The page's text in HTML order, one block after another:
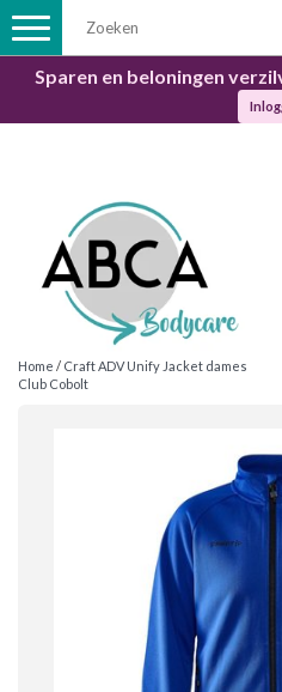
Sparen en beloningen
Toggle
navigation
Home / Craft ADV Unify Jacket dames
Club Cobolt